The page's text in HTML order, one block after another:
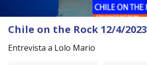
Chile on the Rock 12/4/2023
Entrevista a Lolo Mario